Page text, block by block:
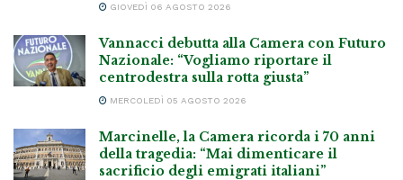
GIOVEDÌ 06 AGOSTO 2026
Vannacci debutta alla Camera con Futuro
Nazionale: “Vogliamo riportare il
centrodestra sulla rotta giusta”
MERCOLEDÌ 05 AGOSTO 2026
Marcinelle, la Camera ricorda i 70 anni
della tragedia: “Mai dimenticare il
sacrificio degli emigrati italiani”